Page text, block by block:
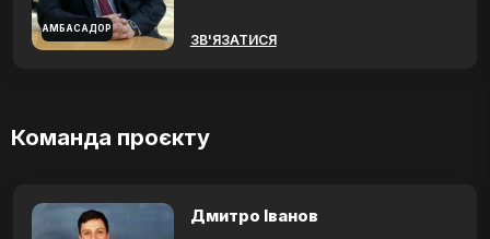
АМБАСАДОР
ЗВ'ЯЗАТИСЯ
Команда проєкту
Дмитро Іванов